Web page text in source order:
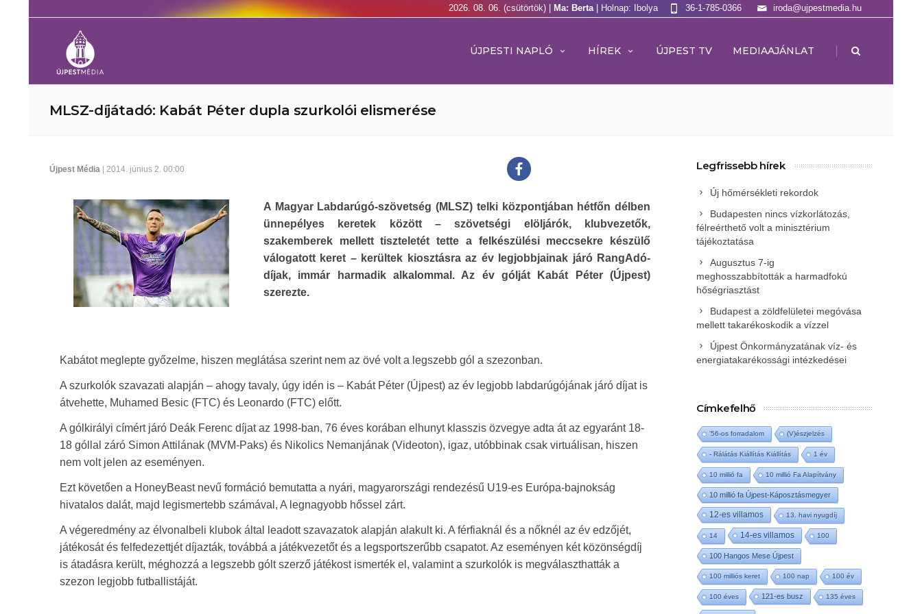
2026. 08. 06. (csütörtök) | Ma: Berta | Holnap: Ibolya iroda@ujpestmedia.hu
36-1-785-0366
ÚJPESTI NAPLÓ HÍREK ÚJPEST TV MEDIAAJÁNLAT |
MLSZ-díjátadó: Kabát Péter dupla szurkolói elismerése
Újpest Média | 2014. június 2. 00:00
A Magyar Labdarúgó-szövetség (MLSZ) telki központjában hétfőn délben
ünnepélyes keretek között – szövetségi elöljárók, klubvezetők,
szakemberek mellett tiszteletét tette a felkészülési meccsekre készülő
válogatott keret – kerültek kiosztásra az év legjobbjainak járó RangAdó-
díjak, immár harmadik alkalommal. Az év gólját Kabát Péter (Újpest)
szerezte.
Kabátot meglepte győzelme, hiszen meglátása szerint nem az övé volt a legszebb gól a szezonban.
A szurkolók szavazati alapján – ahogy tavaly, úgy idén is – Kabát Péter (Újpest) az év legjobb labdarúgójának járó díjat is
átvehette, Muhamed Besic (FTC) és Leonardo (FTC) előtt.
A gólkirályi címért járó Deák Ferenc díjat az 1998-ban, 76 éves korában elhunyt klasszis özvegye adta át az egyaránt 18-
18 góllal záró Simon Attilának (MVM-Paks) és Nikolics Nemanjának (Videoton), igaz, utóbbinak csak virtuálisan, hiszen
nem volt jelen az eseményen.
Ezt követően a HoneyBeast nevű formáció bemutatta a nyári, magyarországi rendezésű U19-es Európa-bajnokság
hivatalos dalát, majd legismertebb számával, A legnagyobb hőssel zárt.
A végeredmény az élvonalbeli klubok által leadott szavazatok alapján alakult ki. A férfiaknál és a nőknél az év edzőjét,
játékosát és felfedezettjét díjazták, továbbá a játékvezetőt és a legsportszerűbb csapatot. Az eseményen két közönségdíj
is átadásra került, méghozzá a legszebb gólt szerző játékost ismerték el, valamint a szurkolók is megválaszthatták a
szezon legjobb futballistáját.
Legfrissebb hírek
Új hőmérsékleti rekordok
Budapesten nincs vízkorlátozás,
félreérthető volt a minisztérium
tájékoztatása
Augusztus 7-ig
meghosszabbították a harmadfokú
hőségriasztást
Budapest a zöldfelületei megóvása
mellett takarékoskodik a vízzel
Újpest Önkormányzatának víz- és
energiatakarékossági intézkedései
Címkefelhő
'56-os forradalom (V)észjelzés
- Rálátás Kiállítás Kiállítás 1 év
10 millió fa 10 millió Fa Alapítvány
10 millió fa Újpest-Káposztásmegyer
12-es villamos 13. havi nyugdíj
14 14-es villamos 100
100 Hangos Mese Újpest
100 milliós keret 100 nap 100 év
100 éves 121-es busz 135 éves